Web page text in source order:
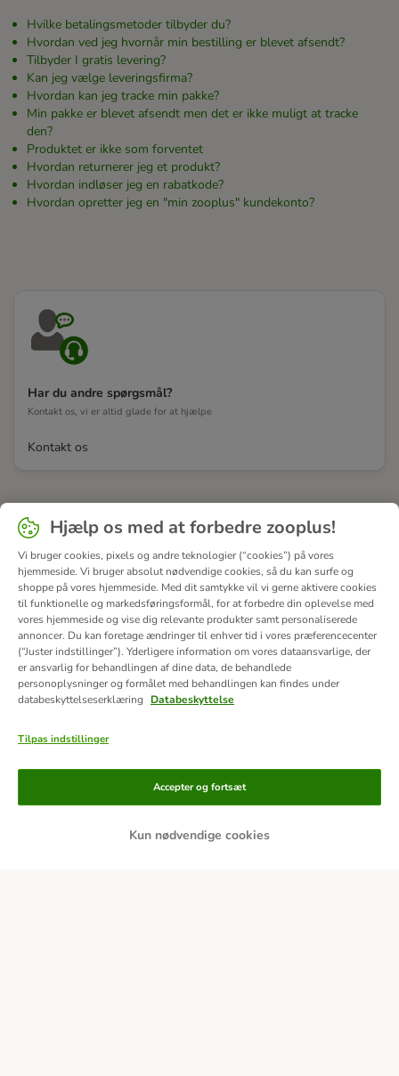
Hvilke betalingsmetoder tilbyder du?
Hvordan ved jeg hvornår min bestilling er blevet afsendt?
Tilbyder I gratis levering?
Kan jeg vælge leveringsfirma?
Hvordan kan jeg tracke min pakke?
Min pakke er blevet afsendt men det er ikke muligt at tracke
den?
Produktet er ikke som forventet
Hvordan returnerer jeg et produkt?
Hvordan indløser jeg en rabatkode?
Hvordan opretter jeg en "min zooplus" kundekonto?
Har du andre spørgsmål?
Kontakt os, vi er altid glade for at hjælpe
Kontakt os
Hjælp os med at forbedre zooplus!
Vi bruger cookies, pixels og andre teknologier (“cookies”) på vores
hjemmeside. Vi bruger absolut nødvendige cookies, så du kan surfe og
shoppe på vores hjemmeside. Med dit samtykke vil vi gerne aktivere cookies
til funktionelle og markedsføringsformål, for at forbedre din oplevelse med
vores hjemmeside og vise dig relevante produkter samt personaliserede
annoncer. Du kan foretage ændringer til enhver tid i vores præferencecenter
(“Juster indstillinger”). Yderligere information om vores dataansvarlige, der
er ansvarlig for behandlingen af ​​dine data, de behandlede
personoplysninger og formålet med behandlingen kan findes under
databeskyttelseserklæring
Databeskyttelse
Tilpas indstillinger
Kun nødvendige cookies
Accepter og fortsæt